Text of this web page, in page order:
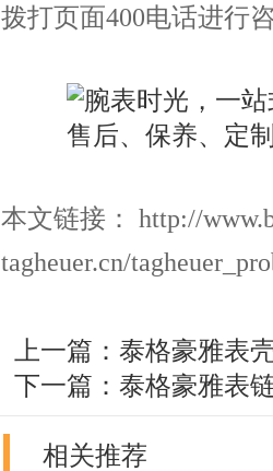
拨打页面400电话进行
本文链接： http://
tagheuer.cn/
上一篇： 泰格豪雅表
下一篇： 泰格豪雅表
相关推荐